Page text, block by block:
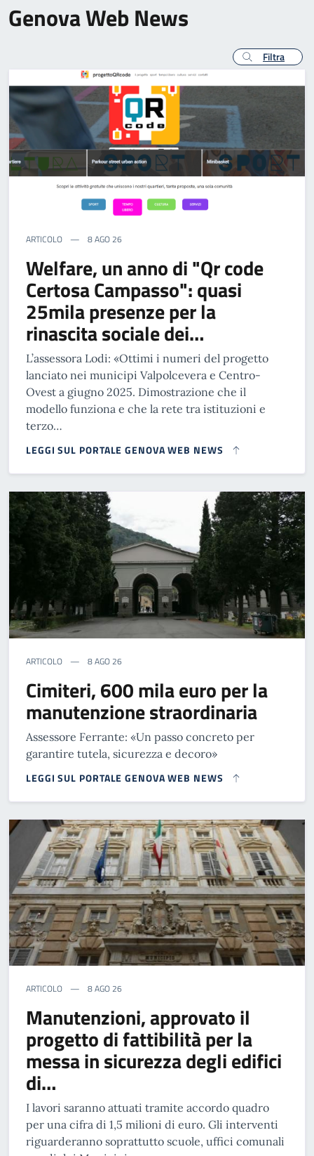
Genova Web News
Filtra
ARTICOLO 8 AGO 26
Welfare, un anno di "Qr code
Certosa Campasso": quasi
25mila presenze per la
rinascita sociale dei…
L’assessora Lodi: «Ottimi i numeri del progetto
lanciato nei municipi Valpolcevera e Centro-
Ovest a giugno 2025. Dimostrazione che il
modello funziona e che la rete tra istituzioni e
terzo…
LEGGI SUL PORTALE GENOVA WEB NEWS
ARTICOLO 8 AGO 26
Cimiteri, 600 mila euro per la
manutenzione straordinaria
Assessore Ferrante: «Un passo concreto per
garantire tutela, sicurezza e decoro»
LEGGI SUL PORTALE GENOVA WEB NEWS
ARTICOLO 8 AGO 26
Manutenzioni, approvato il
progetto di fattibilità per la
messa in sicurezza degli edifici
di…
I lavori saranno attuati tramite accordo quadro
per una cifra di 1,5 milioni di euro. Gli interventi
riguarderanno soprattutto scuole, uffici comunali